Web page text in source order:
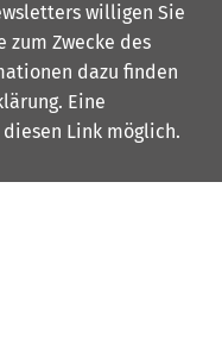
willigen Sie
zum Zwecke des
dazu finden
. Eine
Link möglich.